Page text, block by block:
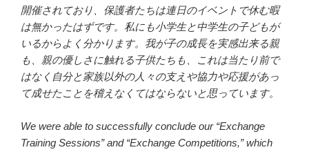
開催されており、保護者たちは連日のイベントで休む暇
は無かったはずです。私にも小学生と中学生の子どもが
いるからよく分かります。我が子の成長を実感出来る親
も、親の優しさに触れる子供たちも、これは当たり前で
はなく自分と家族以外の人々の支えや協力や応援があっ
て成せたことを稽えなくてはならないと思っています。
We were able to successfully conclude our “Exchange
Training Sessions” and “Exchange Competitions,” which